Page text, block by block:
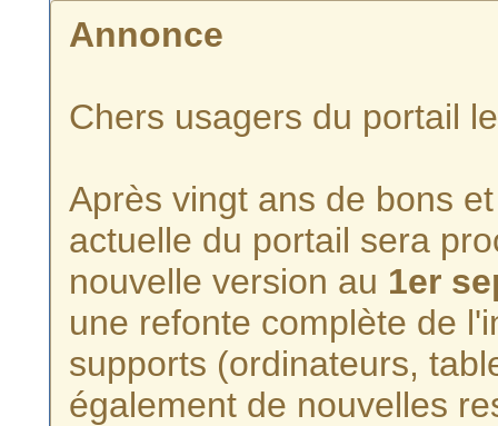
Annonce
Chers usagers du portail
Après vingt ans de bons
actuelle du portail sera
nouvelle version au 1er
une refonte complète de
supports (ordinateurs,
également de nouvelles